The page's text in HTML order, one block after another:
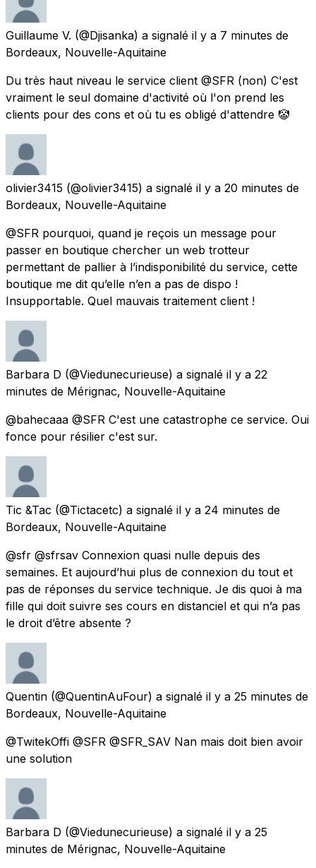
Guillaume V. (@Djisanka) a signalé il y a 7 minutes de
Bordeaux, Nouvelle-Aquitaine
Du très haut niveau le service client @SFR (non) C'est
vraiment le seul domaine d'activité où l'on prend les
clients pour des cons et où tu es obligé d'attendre 🤡
olivier3415 (@olivier3415) a signalé il y a 20 minutes de
Bordeaux, Nouvelle-Aquitaine
@SFR pourquoi, quand je reçois un message pour
passer en boutique chercher un web trotteur
permettant de pallier à l’indisponibilité du service, cette
boutique me dit qu’elle n’en a pas de dispo !
Insupportable. Quel mauvais traitement client !
Barbara D (@Viedunecurieuse) a signalé il y a 22
minutes de Mérignac, Nouvelle-Aquitaine
@bahecaaa @SFR C'est une catastrophe ce service. Oui
fonce pour résilier c'est sur.
Tic &Tac (@Tictacetc) a signalé il y a 24 minutes de
Bordeaux, Nouvelle-Aquitaine
@sfr @sfrsav Connexion quasi nulle depuis des
semaines. Et aujourd’hui plus de connexion du tout et
pas de réponses du service technique. Je dis quoi à ma
fille qui doit suivre ses cours en distanciel et qui n’a pas
le droit d’être absente ?
Quentin (@QuentinAuFour) a signalé il y a 25 minutes de
Bordeaux, Nouvelle-Aquitaine
@TwitekOffi @SFR @SFR_SAV Nan mais doit bien avoir
une solution
Barbara D (@Viedunecurieuse) a signalé il y a 25
minutes de Mérignac, Nouvelle-Aquitaine